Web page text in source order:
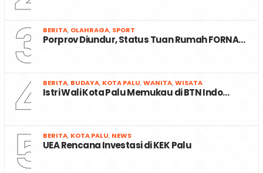
3 BERITA, OLAHRAGA, SPORT
Porprov Diundur, Status Tuan Rumah FORNA…
4 BERITA, BUDAYA, KOTA PALU,WANITA,WISATA
Istri Wali Kota Palu Memukau di BTN Indo…
5 BERITA, KOTA PALU, NEWS
UEA Rencana Investasi di KEK Palu